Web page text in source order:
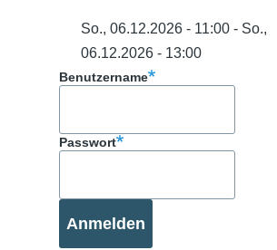
So., 06.12.2026 - 11:00- So.,
06.12.2026 - 13:00
Benutzername
Passwort